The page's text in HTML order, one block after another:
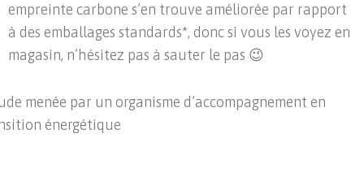
empreinte carbone s’en trouve améliorée par rapport
à des emballages standards*, donc si vous les voyez en
magasin, n’hésitez pas à sauter le pas 😉
menée par un organisme d’accompagnement en
énergétique